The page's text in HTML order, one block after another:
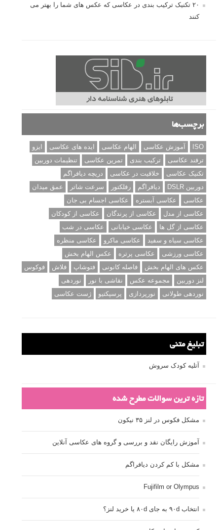
۲۰ تکنیک ترکیب بندی در عکاسی که عکس های شما را بهتر می
کنند
برچسب‌ها
ISO آموزش عکاسی الهام عکاسی ایده های عکاسی
ایزو
ترفند عکاسی
ترکیب بندی تمرین عکاسی
تنظیمات دوربین
تکنیک عکاسی
خلاقیت در عکاسی
دریچه دیافراگم
دوربین DSLR
دیافراگم رفلکتور سرعت شاتر
عمق میدان
عکاسی
عکاسی آبستره
عکاسی اجسام بی جان
عکاسی از مدل
عکاسی از پرندگان
عکاسی از کودکان
عکاسی از گل ها
عکاسی خیابانی
عکاسی در شب
عکاسی سیاه و سفید
عکاسی ماکرو
عکاسی منظره
عکاسی ورزشی
عکاسی پرتره
عکس الهام بخش
عکس های الهام بخش
فاصله کانونی فتوشاپ فلاش
فوکوس
لنز دوربین
مجموعه عکس نقاشی با نور
نوردهی
نوردهی طولانی
نورپردازی پرسپکتیو ژست عکاسی
تبلیغ متنی
آتلیه کودک سروش
تازه ترین سوالات مطرح شده
مشکل فکوس در لنز ۳۵ نیکون
آموزش رایگان نقد و بررسی و گروه های عکاسی آنلاین
مشکل با کم کردن دیافراگم
Fujifilm or Olympus
انتخاب ۹۰d به جای ۸۰d یا خرید لنز؟